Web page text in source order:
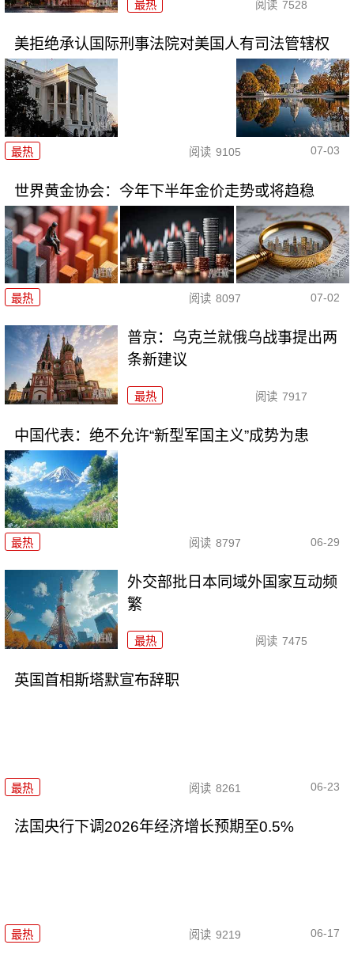
最热 阅读 7528
美拒绝承认国际刑事法院对美国人有司法管辖权
最热 阅读 9105 07-03
世界黄金协会：今年下半年金价走势或将趋稳
最热 阅读 8097 07-02
普京：乌克兰就俄乌战事提出两
条新建议
最热 阅读 7917
中国代表：绝不允许“新型军国主义”成势为患
最热 阅读 8797 06-29
外交部批日本同域外国家互动频
繁
最热 阅读 7475
英国首相斯塔默宣布辞职
最热 阅读 8261 06-23
法国央行下调2026年经济增长预期至0.5%
最热 阅读 9219 06-17